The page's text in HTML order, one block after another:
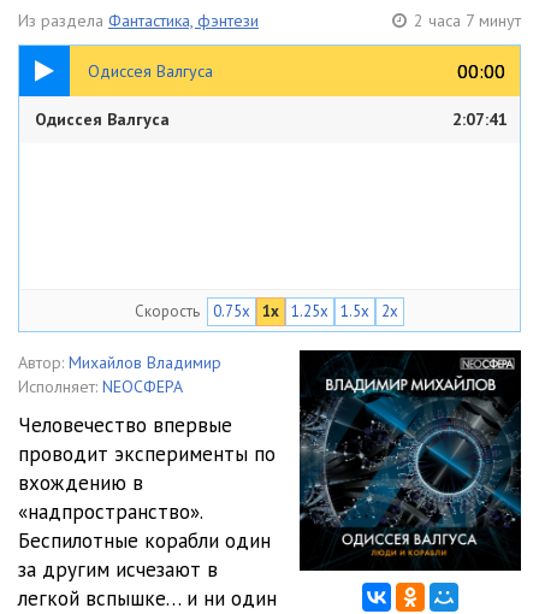
Из раздела Фантастика, фэнтези 2 часа 7 минут
Одиссея Валгуса 00:00
00:00
2:07:41
Одиссея Валгуса 2:07:41
Скорость 0.75x 1x 1.25x 1.5x 2x
Автор: Михайлов Владимир
Исполняет: NEOСФЕРА
Человечество впервые
проводит эксперименты по
вхождению в
«надпространство».
Беспилотные корабли один
за другим исчезают в
легкой вспышке… и ни один